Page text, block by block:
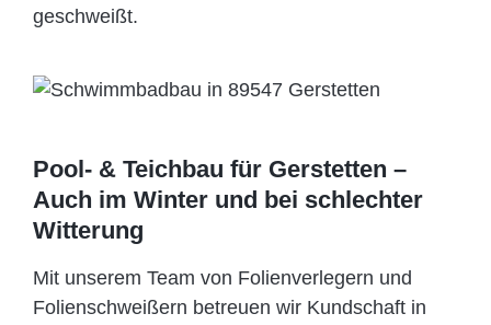
geschweißt.
Pool- & Teichbau für Gerstetten –
Auch im Winter und bei schlechter
Witterung
Mit unserem Team von Folienverlegern und
Folien­schweißern betreuen wir Kundschaft in